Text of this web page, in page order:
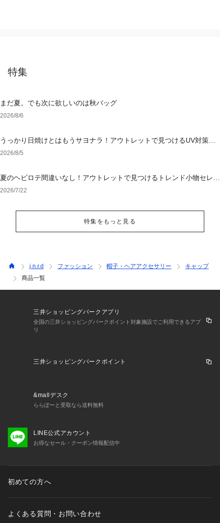
特集
まだ夏。でも次に欲しいのは秋バッグ
2026/8/6
うっかり日焼けとはもうサヨナラ！アウトレットで見つけるUV対策ウ
ェア
2026/8/5
夏のヘビロテ間違いなし！アウトレットで見つけるトレンド小物セレク
ション
2026/7/22
特集をもっと見る
j.n.r.d ファッション 帽子・ヘアアクセサリー
キャップ
商品一覧
三井ショッピングパークアプリ
全国の三井ショッピングパークポイント対象施設でご利用できるアプ
リ
三井ショッピングパークポイント
&mallデスク
ららぽーと受取なら送料無料
LINE公式アカウント
お得なセール・クーポン情報配信中
初めての方へ
よくある質問・お問い合わせ